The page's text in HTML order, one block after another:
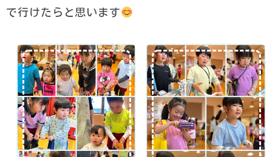
で行けたらと思います